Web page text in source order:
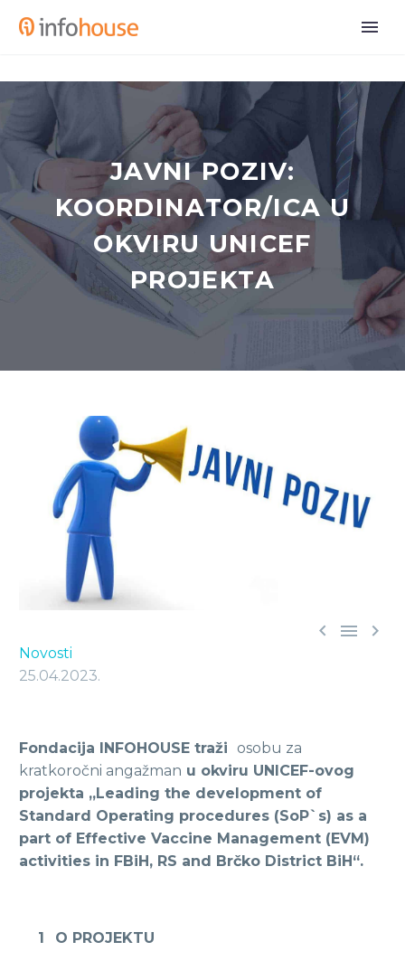
JAVNI POZIV:
KOORDINATOR/ICA U
OKVIRU UNICEF
PROJEKTA
  
Novosti
25.04.2023.
Fondacija INFOHOUSE traži
osobu za
kratkoročni angažman u okviru UNICEF-ovog
projekta „Leading the development of
Standard Operating procedures (SoP`s) as a
part of Effective Vaccine Management (EVM)
activities in FBiH, RS and Brčko District BiH“.
O PROJEKTU